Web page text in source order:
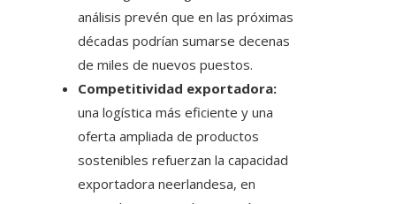
análisis prevén que en las próximas
décadas podrían sumarse decenas
de miles de nuevos puestos.
Competitividad exportadora:
una logística más eficiente y una
oferta ampliada de productos
sostenibles refuerzan la capacidad
exportadora neerlandesa, en